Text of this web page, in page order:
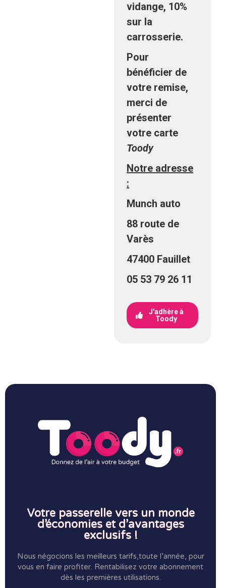
vidange, 10%
sur la
carrosserie.
Pour
bénéficier de
votre remise,
merci de
présenter
votre carte
Toody
Notre adresse
:
Munch auto
88 route de
Varès
47400 Fauillet
05 53 79 26 11
J'adhère à
Toody
Votre passerelle vers un monde
d’économies et d’avantages
exclusifs !
Nous négocions les meilleurs tarifs,toute l’année, pour
vous en faire profiter. Rentabilisez votre abonnement
dès les premières utilisations.